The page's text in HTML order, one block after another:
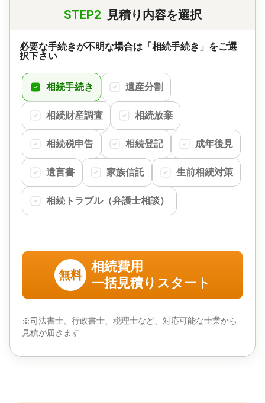
STEP2 見積り内容を選択
必要な手続きが不明な場合は「相続手続き」をご選
択下さい
相続手続き 遺産分割
相続財産調査 相続放棄
相続税申告 相続登記 成年後見
遺言書 家族信託 生前相続対策
相続トラブル（弁護士相談）
無料
相続費用
一括見積りスタート
※司法書士、行政書士、税理士など、対応可能な士業から
見積が届きます